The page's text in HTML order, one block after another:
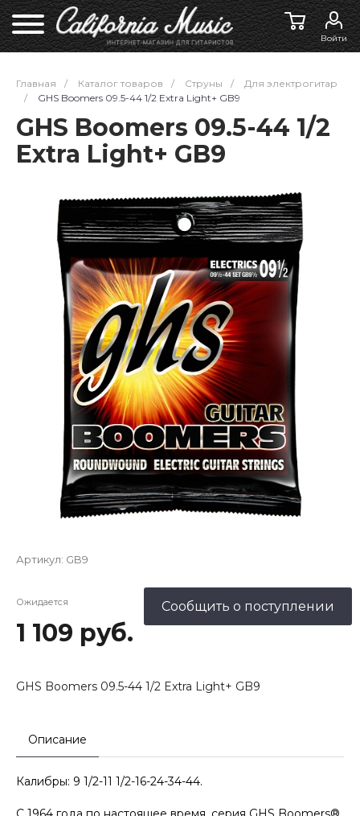
Войти
Главная / Каталог товаров / Струны /
Для электрогитар
/
GHS Boomers 09.5-44 1/2 Extra Light+ GB9
GHS Boomers 09.5-44 1/2
Extra Light+ GB9
Артикул: GB9
Ожидается
1 109 руб.
Сообщить о поступлении
GHS Boomers 09.5-44 1/2 Extra Light+ GB9
Описание
Калибры: 9 1/2-11 1/2-16-24-34-44.